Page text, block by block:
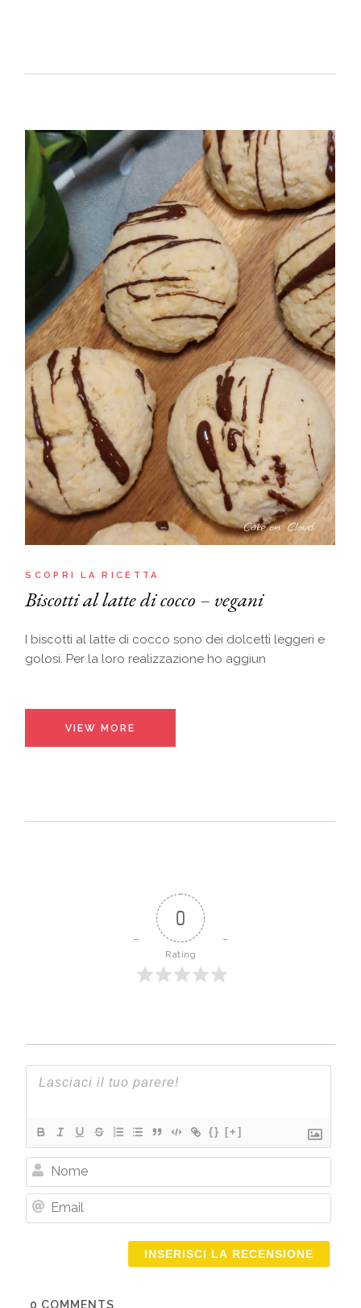
SCOPRI LA RICETTA
Biscotti al latte di cocco – vegani
I biscotti al latte di cocco sono dei dolcetti leggeri e
golosi. Per la loro realizzazione ho aggiun
VIEW MORE
0
Rating
{} [+]
Nome
0 COMMENTS